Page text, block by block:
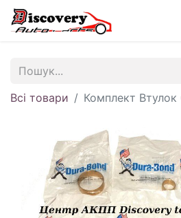
Всі товари Комплект